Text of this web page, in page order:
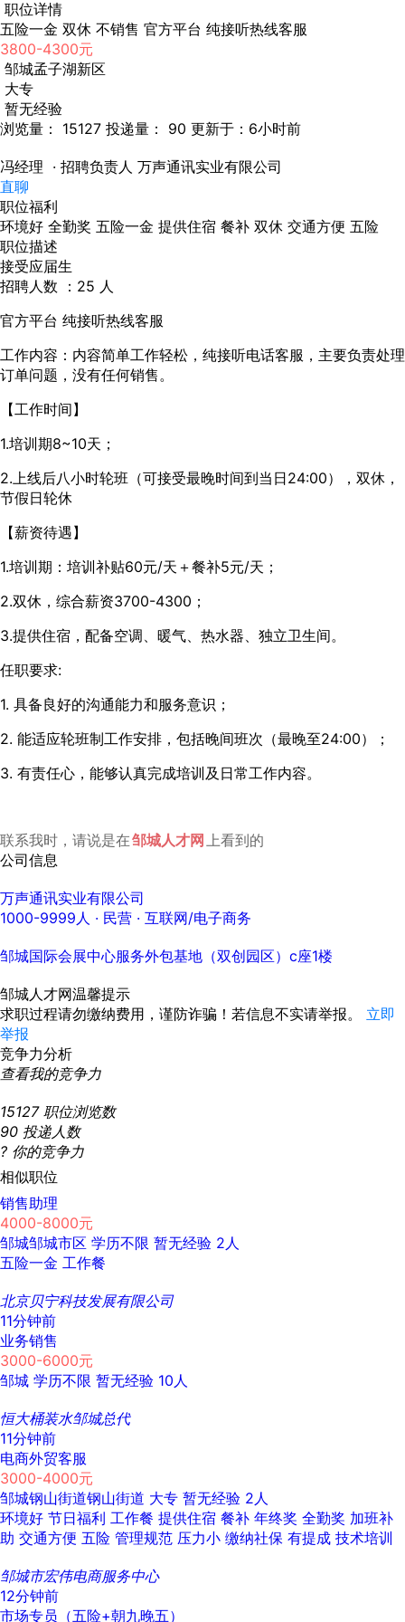
职位详情
五险一金 双休 不销售 官方平台 纯接听热线客服
3800-4300元
邹城孟子湖新区
大专
暂无经验
浏览量： 15127 投递量： 90 更新于：6小时前
冯经理 · 招聘负责人 万声通讯实业有限公司
直聊
职位福利
环境好 全勤奖 五险一金 提供住宿 餐补 双休 交通方便 五险
职位描述
接受应届生
招聘人数 ：25 人
官方平台 纯接听热线客服
工作内容：内容简单工作轻松，纯接听电话客服，主要负责处理
订单问题，没有任何销售。
【工作时间】
1.培训期8~10天；
2.上线后八小时轮班（可接受最晚时间到当日24:00），双休，
节假日轮休
【薪资待遇】
1.培训期：培训补贴60元/天＋餐补5元/天；
2.双休，综合薪资3700-4300；
3.提供住宿，配备空调、暖气、热水器、独立卫生间。
任职要求:
1. 具备良好的沟通能力和服务意识；
2. 能适应轮班制工作安排，包括晚间班次（最晚至24:00）；
3. 有责任心，能够认真完成培训及日常工作内容。
联系我时，请说是在邹城人才网 上看到的
公司信息
万声通讯实业有限公司
1000-9999人 · 民营 · 互联网/电子商务
邹城国际会展中心服务外包基地（双创园区）c座1楼
邹城人才网温馨提示
求职过程请勿缴纳费用，谨防诈骗！若信息不实请举报。 立即
举报
竞争力分析
查看我的竞争力
15127 职位浏览数
90 投递人数
? 你的竞争力
相似职位
销售助理
4000-8000元
邹城邹城市区 学历不限 暂无经验 2人
五险一金 工作餐
北京贝宁科技发展有限公司
11分钟前
业务销售
3000-6000元
邹城 学历不限 暂无经验 10人
恒大桶装水邹城总代
11分钟前
电商外贸客服
3000-4000元
邹城钢山街道钢山街道 大专 暂无经验 2人
环境好 节日福利 工作餐 提供住宿 餐补 年终奖 全勤奖 加班补
助 交通方便 五险 管理规范 压力小 缴纳社保 有提成 技术培训
邹城市宏伟电商服务中心
12分钟前
市场专员（五险+朝九晚五）